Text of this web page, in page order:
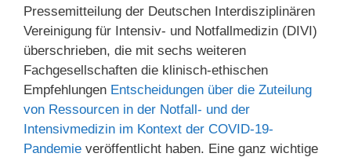
Pressemitteilung der Deutschen Interdisziplinären
Vereinigung für Intensiv- und Notfallmedizin (DIVI)
überschrieben, die mit sechs weiteren
Fachgesellschaften die klinisch-ethischen
Empfehlungen Entscheidungen über die Zuteilung
von Ressourcen in der Notfall- und der
Intensivmedizin im Kontext der COVID-19-
Pandemie veröffentlicht haben. Eine ganz wichtige